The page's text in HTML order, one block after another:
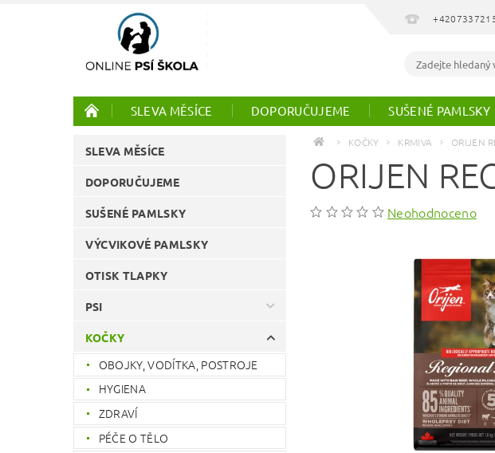
SLEVA MĚSÍCE DOPORUČUJEME SUŠENÉ PAMLSKY
SLEVA MĚSÍCE
DOPORUČUJEME
SUŠENÉ PAMLSKY
VÝCVIKOVÉ PAMLSKY
OTISK TLAPKY
PSI
KOČKY
OBOJKY, VODÍTKA, POSTROJE
HYGIENA
ZDRAVÍ
PÉČE O TĚLO
KOČKY KRMIVA ORIJEN
ORIJEN
Neohodnoceno